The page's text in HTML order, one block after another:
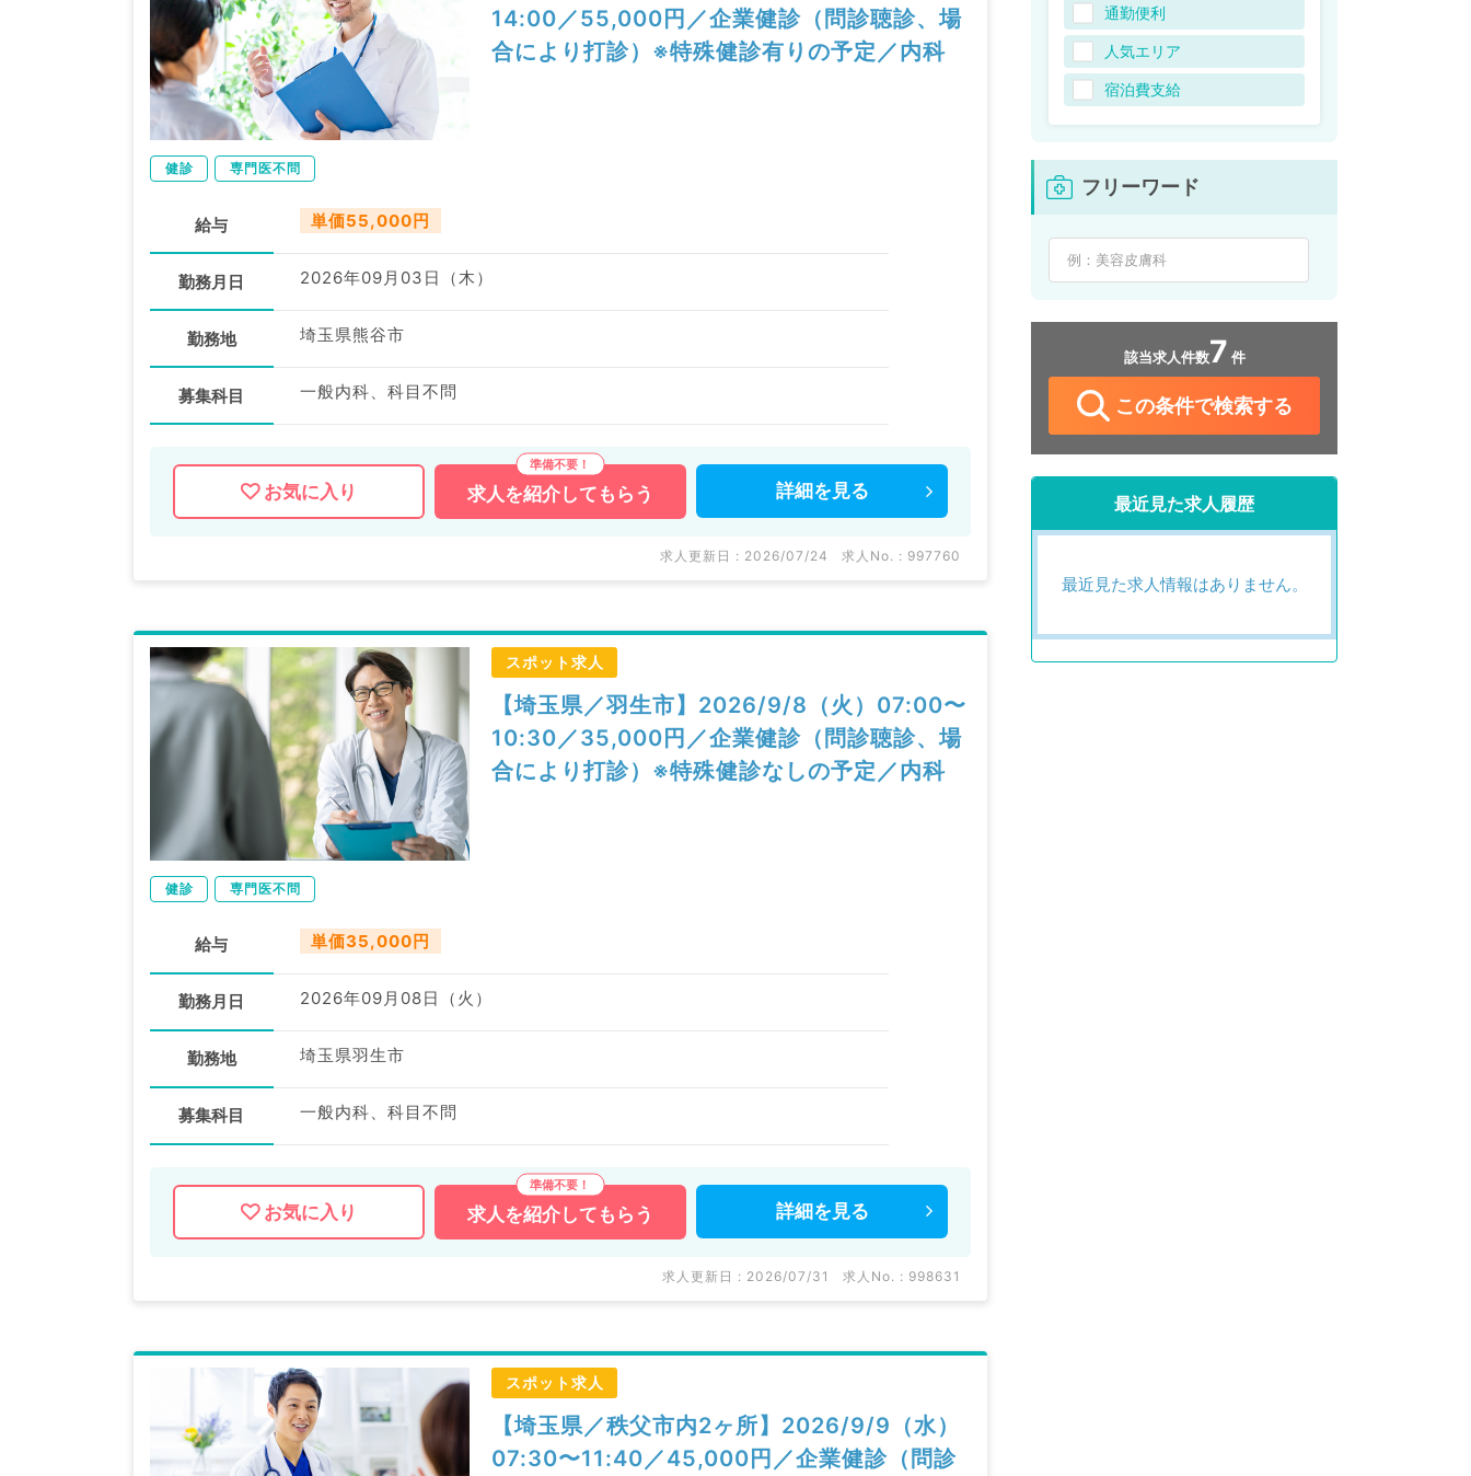
14:00／55,000円／企業健診（問診聴診、場
合により打診）※特殊健診有りの予定／内科
健診 専門医不問
給与 単価55,000円
勤務月日 2026年09月03日（木）
勤務地 埼玉県熊谷市
募集科目 一般内科、科目不問
お気に入り 求人を紹介してもらう 詳細を 見る
求人更新日 : 2026/07/24 求人No. : 997760
スポット求人
【埼玉県／羽生市】2026/9/8（火）07:00〜
10:30／35,000円／企業健診（問診聴診、場
合により打診）※特殊健診なしの予定／内科
健診 専門医不問
給与 単価35,000円
勤務月日 2026年09月08日（火）
勤務地 埼玉県羽生市
募集科目 一般内科、科目不問
お気に入り 求人を紹介してもらう 詳細を 見る
求人更新日 : 2026/07/31 求人No. : 998631
スポット求人
【埼玉県／秩父市内2ヶ所】2026/9/9（水）
07:30〜11:40／45,000円／企業健診（問診
通勤便利
人気エリア
宿泊費支給
フリーワード
該当求人件数7 件
この条件で検索する
最近見た求人履歴
最近見た求人情報はありません。